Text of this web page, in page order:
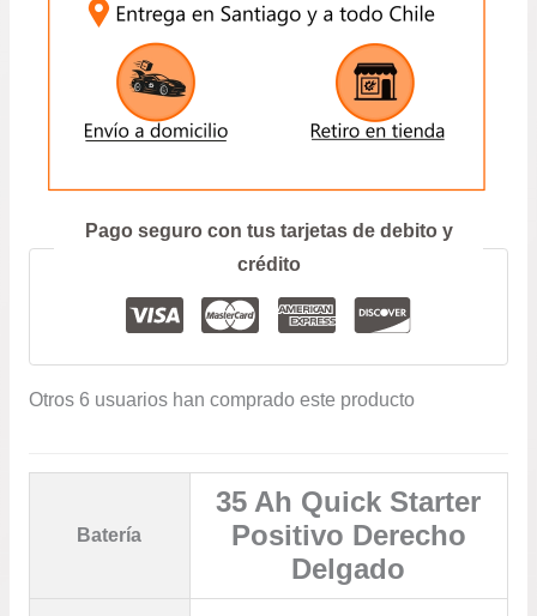
Pago seguro con tus tarjetas de debito y
crédito
Otros 6 usuarios han comprado este producto
Batería
35 Ah Quick Starter
Positivo Derecho
Delgado